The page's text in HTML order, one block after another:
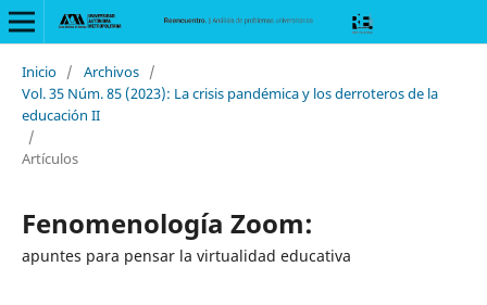
Inicio / Archivos /
Vol. 35 Núm. 85 (2023): La crisis pandémica y los derroteros de la
educación II
/
Artículos
Fenomenología Zoom:
apuntes para pensar la virtualidad educativa